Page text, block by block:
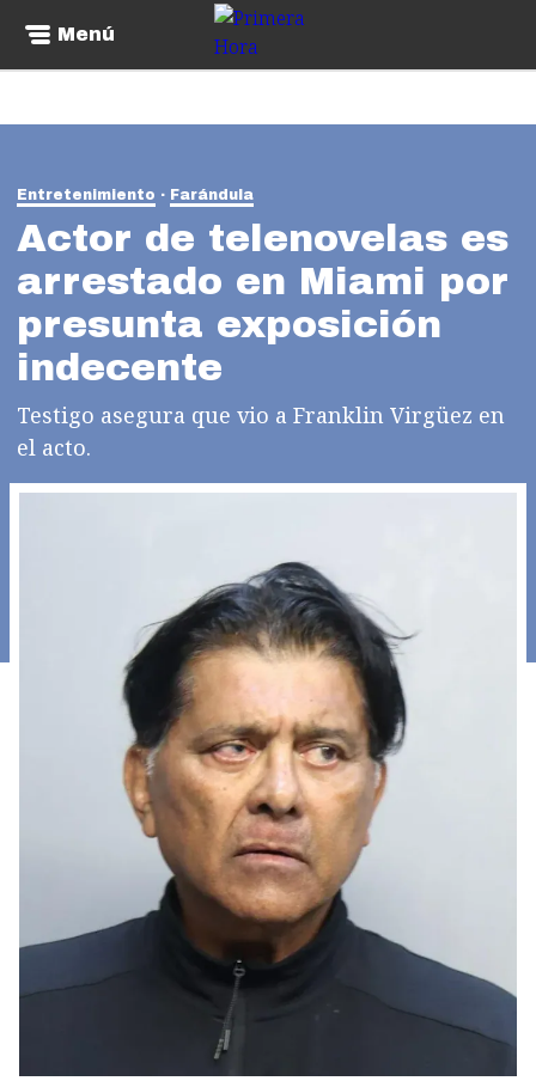
Menú
Entretenimiento Farándula
Actor de telenovelas es
arrestado en Miami por
presunta exposición
indecente
Testigo asegura que vio a Franklin Virgüez en
el acto.